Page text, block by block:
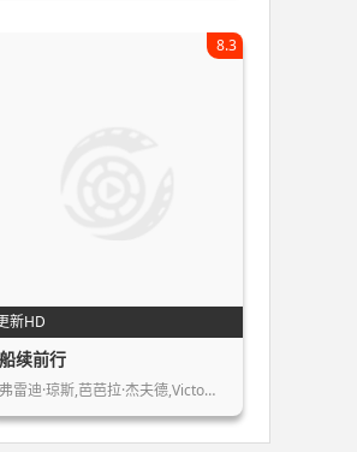
新HD
8.3
船续前行
弗雷迪·琼斯,芭芭拉·杰夫德,Victo…